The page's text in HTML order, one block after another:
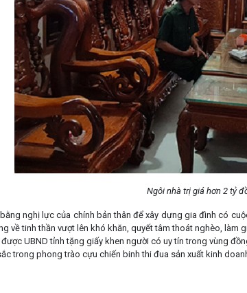
Ngôi nhà trị giá hơn 2 tỷ
nghị lực của chính bản thân để xây dựng gia đình có
về tinh thần vượt lên khó khăn, quyết tâm thoát nghèo,
UBND tỉnh tặng giấy khen người có uy tín trong vùng
trong phong trào cựu chiến binh thi đua sản xuất kinh